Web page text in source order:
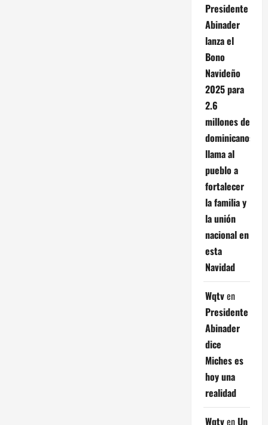
Presidente
Abinader
lanza el
Bono
Navideño
2025 para
2.6
millones de
dominicanos;
llama al
pueblo a
fortalecer
la familia y
la unión
nacional en
esta
Navidad
Wqtven
Presidente
Abinader
dice
Miches es
hoy una
realidad
WqtvenUn